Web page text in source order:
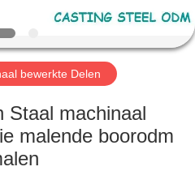
bewerkte Delen
Staal machinaal
malende boorodm